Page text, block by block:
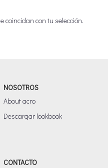
coincidan con tu selección.
NOSOTROS
About acro
Descargar lookbook
CONTACTO